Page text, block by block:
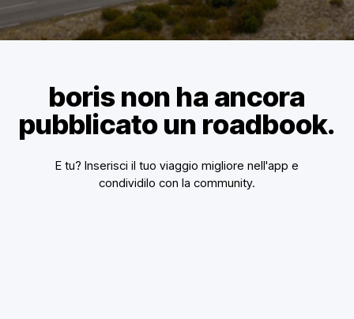
boris non ha ancora
pubblicato un roadbook.
E tu? Inserisci il tuo viaggio migliore nell'app e
condividilo con la community.